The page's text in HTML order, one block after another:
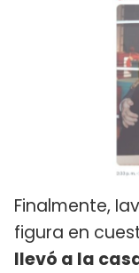
Finalmente,
figura en
llevó a la